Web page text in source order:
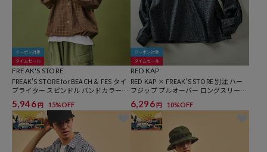
クーポン対象
タイムセール
FREAK'S STORE
FREAK'S STORE for BEACH & FES タイ
プライター スピンドル バンドカラーシ
ャツ
5,946円 15%OFF
クーポン対象
タイムセール
RED KAP
RED KAP × FREAK'S STORE 別注 ハー
フジップ プルオーバー ロングスリーブ
シャツ
6,296円 10%OFF